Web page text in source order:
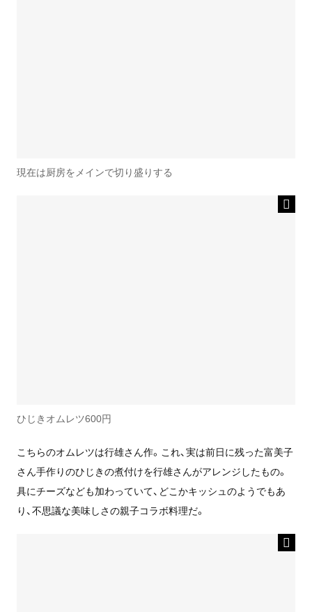
現在は厨房をメインで切り盛りする
ひじきオムレツ600円
こちらのオムレツは行雄さん作。これ、実は前日に残った富美子
さん手作りのひじきの煮付けを行雄さんがアレンジしたもの。
具にチーズなども加わっていて、どこかキッシュのようでもあ
り、不思議な美味しさの親子コラボ料理だ。